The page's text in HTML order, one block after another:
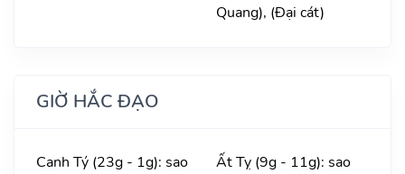
Quang), (Đại cát)
GIỜ HẮC ĐẠO
Canh Tý (23g - 1g): sao
Ất Tỵ (9g - 11g): sao